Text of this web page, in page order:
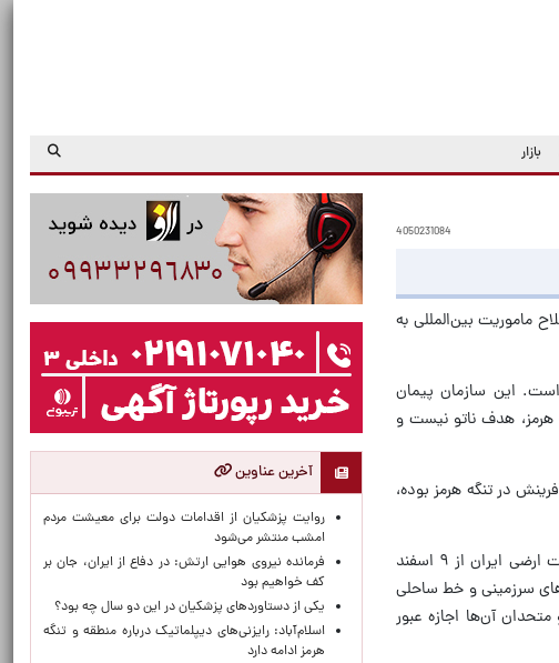
بازار
4050231084
ماموریت بین‌المللی به
این سازمان پیمان
هرمز، هدف ناتو نیست و
در تنگه هرمز بوده،
در نتیجه آتش‌افروزی آمریکا و رژیم صهیونیستی در منطقه و با تکرار حملات غیرقانونی علیه حاکمیت ملی و تمامیت ارضی ایران از ۹ اسفند
سرزمینی و خط ساحلی
آن‌ها اجازه عبور
آخرین عناوین
روایت پزشکیان از اقدامات دولت برای معیشت مردم
امشب منتشر می‌شود
فرمانده نیروی هوایی ارتش: در دفاع از ایران، جان بر
کف خواهیم بود
یکی از دستاوردهای پزشکیان در این دو سال چه بود؟
اسلام‌آباد: رایزنی‌های دیپلماتیک درباره منطقه و تنگه
هرمز ادامه دارد